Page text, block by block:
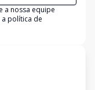
a nossa equipe
política de